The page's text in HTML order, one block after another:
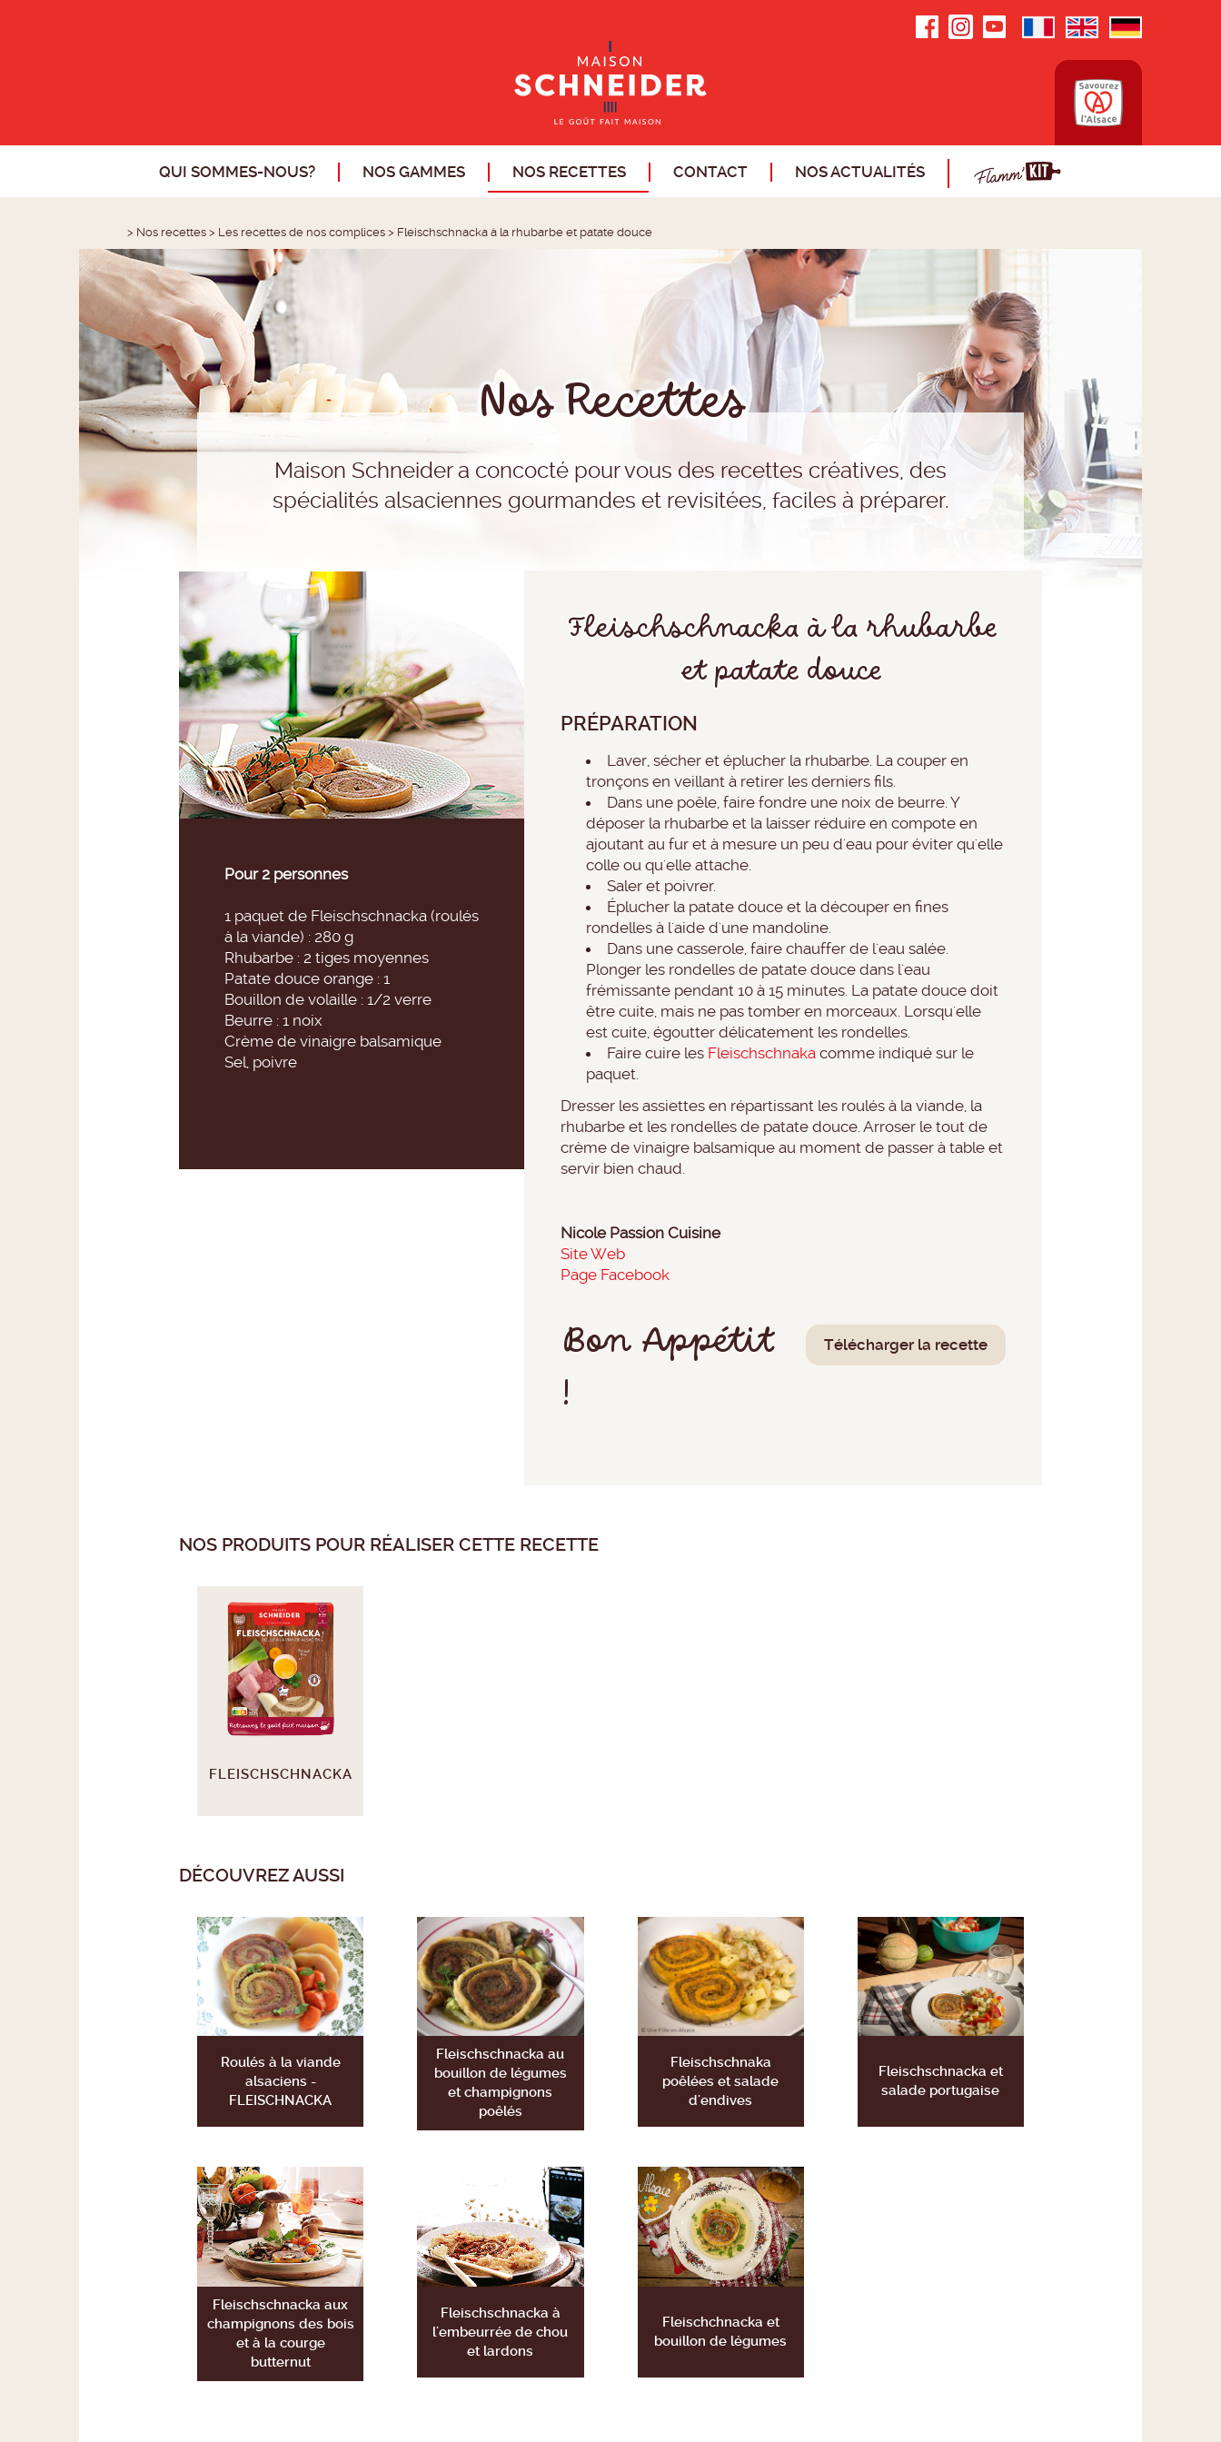
QUI SOMMES-NOUS? NOS GAMMES NOS RECETTES CONTACT NOS ACTUALITÉS
> Nos recettes > Les recettes de nos complices > Fleischschnacka à la rhubarbe et patate douce
Nos Recettes
Maison Schneider a concocté pour vous des recettes créatives, des
spécialités alsaciennes gourmandes et revisitées, faciles à préparer.
Pour 2 personnes
1 paquet de Fleischschnacka (roulés
à la viande) : 280 g
Rhubarbe : 2 tiges moyennes
Patate douce orange : 1
Bouillon de volaille : 1/2 verre
Beurre : 1 noix
Crème de vinaigre balsamique
Sel, poivre
Fleischschnacka à la rhubarbe
et patate douce
PRÉPARATION
Laver, sécher et éplucher la rhubarbe. La couper en
tronçons en veillant à retirer les derniers fils.
Dans une poêle, faire fondre une noix de beurre. Y
déposer la rhubarbe et la laisser réduire en compote en
ajoutant au fur et à mesure un peu d'eau pour éviter qu'elle
colle ou qu'elle attache.
Saler et poivrer.
Éplucher la patate douce et la découper en fines
rondelles à l'aide d'une mandoline.
Dans une casserole, faire chauffer de l'eau salée.
Plonger les rondelles de patate douce dans l'eau
frémissante pendant 10 à 15 minutes. La patate douce doit
être cuite, mais ne pas tomber en morceaux. Lorsqu'elle
est cuite, égoutter délicatement les rondelles.
Faire cuire les Fleischschnakacomme indiqué sur le
paquet.
Dresser les assiettes en répartissant les roulés à la viande, la
rhubarbe et les rondelles de patate douce. Arroser le tout de
crème de vinaigre balsamique au moment de passer à table et
servir bien chaud.
Nicole Passion Cuisine
Site Web
Page Facebook
Bon Appétit
!
Télécharger la recette
NOS PRODUITS POUR RÉALISER CETTE RECETTE
FLEISCHSCHNACKA
DÉCOUVREZ AUSSI
Roulés à la viande
alsaciens -
FLEISCHNACKA
Fleischschnacka au
bouillon de légumes
et champignons
poêlés
Fleischschnaka
poêlées et salade
d'endives
Fleischschnacka et
salade portugaise
Fleischschnacka aux
champignons des bois
et à la courge
butternut
Fleischschnacka à
l'embeurrée de chou
et lardons
Fleischchnacka et
bouillon de légumes